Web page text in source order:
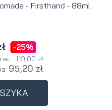
- Firsthand - 88ml
-25%
119,00 zł
95,20 zł